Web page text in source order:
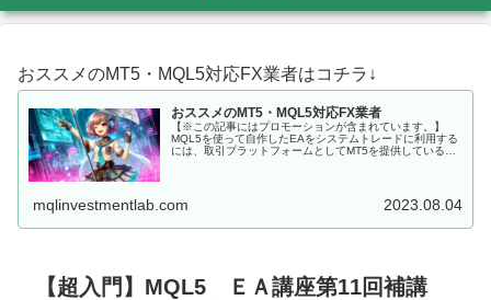
おススメのMT5・MQL5対応FX業者はコチラ↓
おススメのMT5・MQL5対応FX業者
【※この記事にはプロモーションが含まれています。】
MQL5を使って自作したEAをシステムトレードに利用する
には、取引プラットフォームとしてMT5を提供しているFX
mqlinvestmentlab.com 2023.08.04
【超入門】MQL5 ＥＡ講座第11回補講